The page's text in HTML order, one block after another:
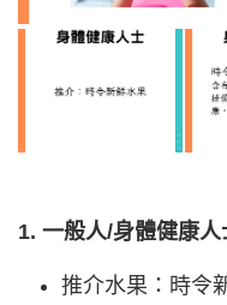
1. 一般人/身體健康人
推介水果：時令